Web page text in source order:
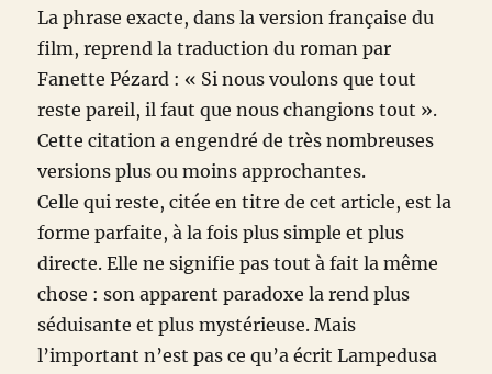
La phrase exacte, dans la version française du
film, reprend la traduction du roman par
Fanette Pézard : « Si nous voulons que tout
reste pareil, il faut que nous changions tout ».
Cette citation a engendré de très nombreuses
versions plus ou moins approchantes.
Celle qui reste, citée en titre de cet article, est la
forme parfaite, à la fois plus simple et plus
directe. Elle ne signifie pas tout à fait la même
chose : son apparent paradoxe la rend plus
séduisante et plus mystérieuse. Mais
l’important n’est pas ce qu’a écrit Lampedusa